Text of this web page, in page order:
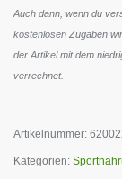
Auch dann, wenn du
kostenlosen Zugaben
der Artikel mit dem
verrechnet.
Artikelnummer:
Kategorien: